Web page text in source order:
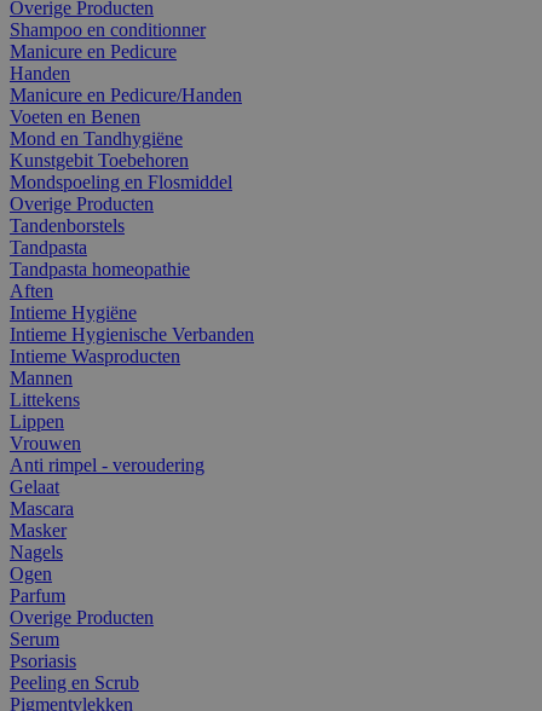
Overige Producten
Shampoo en conditionner
Manicure en Pedicure
Handen
Manicure en Pedicure/Handen
Voeten en Benen
Mond en Tandhygiëne
Kunstgebit Toebehoren
Mondspoeling en Flosmiddel
Overige Producten
Tandenborstels
Tandpasta
Tandpasta homeopathie
Aften
Intieme Hygiëne
Intieme Hygienische Verbanden
Intieme Wasproducten
Mannen
Littekens
Lippen
Vrouwen
Anti rimpel - veroudering
Gelaat
Mascara
Masker
Nagels
Ogen
Parfum
Overige Producten
Serum
Psoriasis
Peeling en Scrub
Pigmentvlekken